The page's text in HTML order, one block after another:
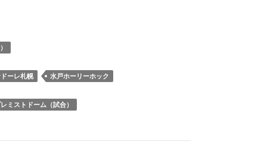
ds
n
ーレ札幌 水戸ホーリーホック
ミストドーム（試合）